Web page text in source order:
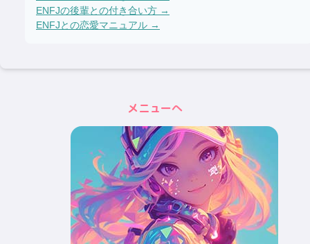
メニューへ
ENFJの後輩との付き合い方 →
ENFJとの恋愛マニュアル →